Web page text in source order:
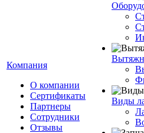
Компания
О компании
Сертификаты
Партнеры
Сотрудники
Отзывы
Виды